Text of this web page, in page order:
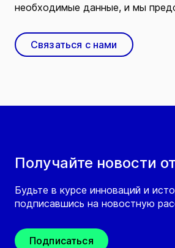
Получайте новости
Будьте в курсе инноваций и
подписавшись на новостную
Подписаться
необходимые данные, и мы
Связаться с нами